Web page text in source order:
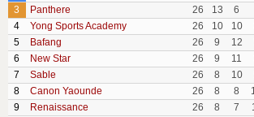
3
Panthere 26 13 6
4
Yong Sports Academy 26 10 10
5
Bafang 26 9 12
6
New Star 26 9 11
7
Sable 26 8 10
8
Canon Yaounde 26 8 8
9
Renaissance 26 8 7